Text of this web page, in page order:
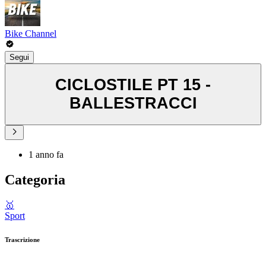
Bike Channel
Segui
CICLOSTILE PT 15 -
BALLESTRACCI
1 anno fa
Categoria
🥇
Sport
Trascrizione